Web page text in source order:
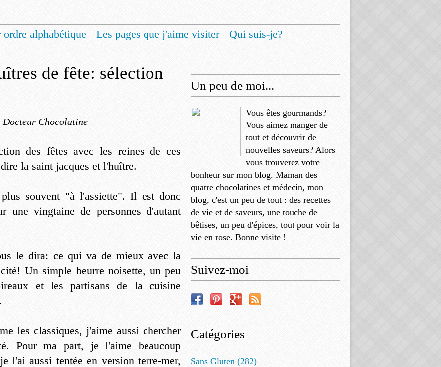
alphabétique Les pages que j'aime visiter
Qui suis-je?
de fête: sélection
Docteur Chocolatine
des fêtes avec les reines de ces
la saint jacques et l'huître.
souvent "à l'assiette". Il est donc
une vingtaine de personnes d'autant
le dira: ce qui va de mieux avec la
Un simple beurre noisette, un peu
et les partisans de la cuisine
les classiques, j'aime aussi chercher
Pour ma part, je l'aime beaucoup
l'ai aussi tentée en version terre-mer,
Un peu de moi...
Vous êtes gourmands?
Vous aimez manger de
tout et découvrir de
nouvelles saveurs? Alors
vous trouverez votre
bonheur sur mon blog. Maman des
quatre chocolatines et médecin, mon
blog, c'est un peu de tout : des recettes
de vie et de saveurs, une touche de
bêtises, un peu d'épices, tout pour voir la
vie en rose. Bonne visite !
Suivez-moi
Catégories
Sans Gluten (282)